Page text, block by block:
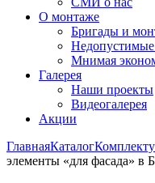
О монтаже
Бригады и
Мнимая
Галерея
Наши проекты
Видеогалерея
Акции
ГлавнаяКаталог
элементы «для фасада» в